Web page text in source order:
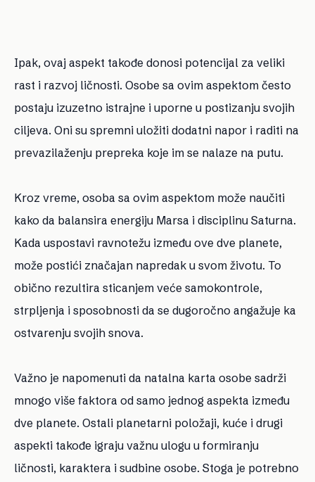
Ipak, ovaj aspekt takođe donosi potencijal za veliki
rast i razvoj ličnosti. Osobe sa ovim aspektom često
postaju izuzetno istrajne i uporne u postizanju svojih
ciljeva. Oni su spremni uložiti dodatni napor i raditi na
prevazilaženju prepreka koje im se nalaze na putu.
Kroz vreme, osoba sa ovim aspektom može naučiti
kako da balansira energiju Marsa i disciplinu Saturna.
Kada uspostavi ravnotežu između ove dve planete,
može postići značajan napredak u svom životu. To
obično rezultira sticanjem veće samokontrole,
strpljenja i sposobnosti da se dugoročno angažuje ka
ostvarenju svojih snova.
Važno je napomenuti da natalna karta osobe sadrži
mnogo više faktora od samo jednog aspekta između
dve planete. Ostali planetarni položaji, kuće i drugi
aspekti takođe igraju važnu ulogu u formiranju
ličnosti, karaktera i sudbine osobe. Stoga je potrebno